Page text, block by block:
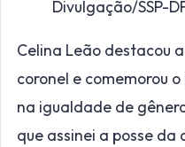
Divulgação/SSP-
Celina Leão destacou
coronel e comemorou
na igualdade de
que assinei a posse da